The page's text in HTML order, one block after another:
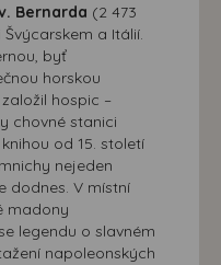
Bernarda (2 473
a Itálií.
byť
horskou
hospic –
chovné stanici
od 15. století
nejeden
dodnes. V místní
madony
legendu o slavném
napoleonských